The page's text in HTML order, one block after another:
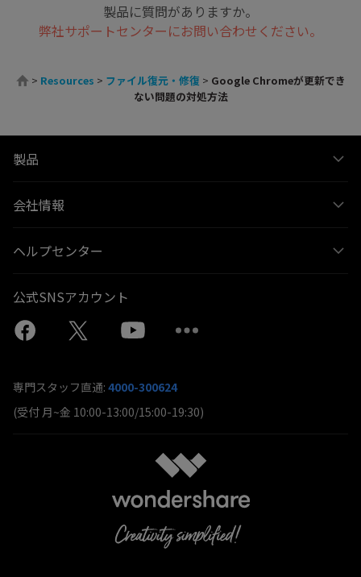
製品に質問がありますか。
弊社サポートセンターにお問い合わせください。
> Resources > ファイル復元・修復 > Google Chromeが更新でき
ない問題の対処方法
製品
会社情報
ヘルプセンター
公式SNSアカウント
専門スタッフ直通: 4000-300624
(受付 月~金 10:00-13:00/15:00-19:30)